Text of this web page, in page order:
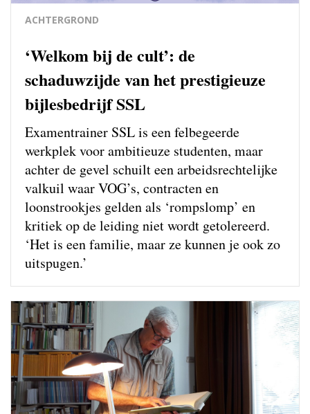
ACHTERGROND
‘Welkom bij de cult’: de
schaduwzijde van het prestigieuze
bijlesbedrijf SSL
Examentrainer SSL is een felbegeerde
werkplek voor ambitieuze studenten, maar
achter de gevel schuilt een arbeidsrechtelijke
valkuil waar VOG’s, contracten en
loonstrookjes gelden als ‘rompslomp’ en
kritiek op de leiding niet wordt getolereerd.
‘Het is een familie, maar ze kunnen je ook zo
uitspugen.’